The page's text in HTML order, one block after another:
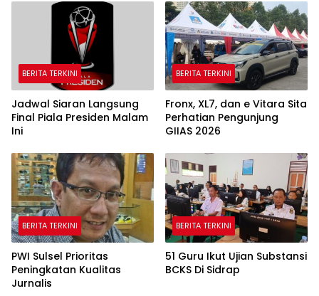
BERITA TERKINI
Jadwal Siaran Langsung
Final Piala Presiden Malam
Ini
BERITA TERKINI
Fronx, XL7, dan e Vitara Sita
Perhatian Pengunjung
GIIAS 2026
BERITA TERKINI
PWI Sulsel Prioritas
Peningkatan Kualitas
Jurnalis
BERITA TERKINI
51 Guru Ikut Ujian Substansi
BCKS Di Sidrap